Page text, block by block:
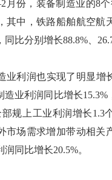
月份，装备制造业的8
其中，铁路船舶航空航
比分别增长88.8%、
利润也实现了明显增
造业利润同比增长15.3%
部规上工业利润增长1.3
市场需求增加带动相关
同比增长20.5%。